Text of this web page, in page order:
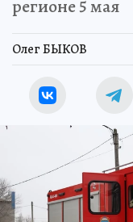
регионе 5 мая
Олег БЫКОВ